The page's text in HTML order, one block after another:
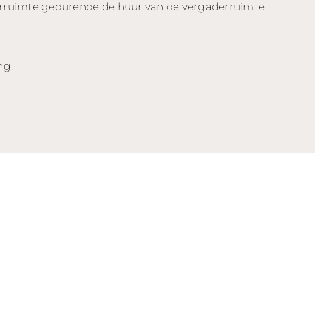
gedurende de huur van de vergaderruimte.